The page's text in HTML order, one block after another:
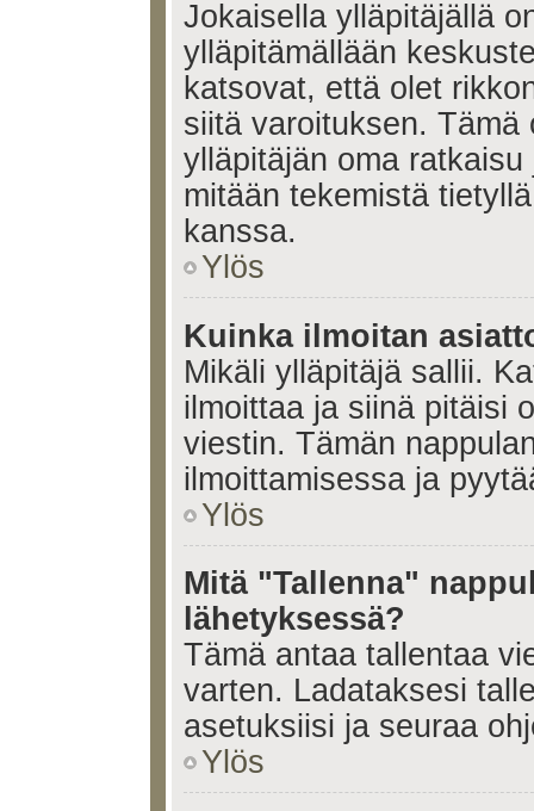
Jokaisella ylläpitäjällä
ylläpitämällään
katsovat, että olet
siitä varoituksen.
ylläpitäjän oma
mitään tekemistä
kanssa.
Ylös
Kuinka ilmoitan
Mikäli ylläpitäjä sallii.
ilmoittaa ja siinä pitäisi
viestin. Tämän
ilmoittamisessa ja
Ylös
Mitä "Tallenna"
lähetyksessä?
Tämä antaa tallentaa
varten. Ladataksesi
asetuksiisi ja seuraa
Ylös